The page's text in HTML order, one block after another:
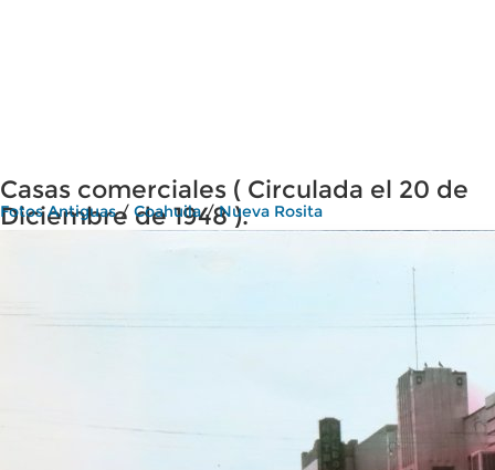
Casas comerciales ( Circulada el 20 de
Diciembre de 1948 ).
Fotos Antiguas/ Coahuila/Nueva Rosita